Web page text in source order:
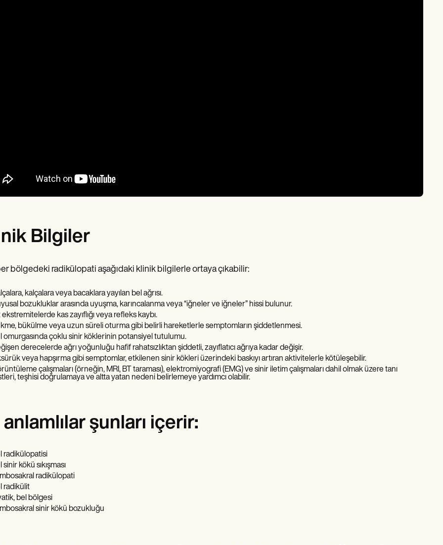
Bilgiler
bölgedeki radikülopati aşağıdaki klinik bilgilerle ortaya çıkabilir:
kalçalara veya bacaklara yayılan bel ağrısı.
bozukluklar arasında uyuşma, karıncalanma veya “iğneler ve iğneler” hissi bulunur.
kas zayıflığı veya refleks kaybı.
bükülme veya uzun süreli oturma gibi belirli hareketlerle semptomların şiddetlenmesi.
omurgasında çoklu sinir köklerinin potansiyel tutulumu.
derecelerde ağrı yoğunluğu hafif rahatsızlıktan şiddetli, zayıflatıcı ağrıya kadar değişir.
veya hapşırma gibi semptomlar, etkilenen sinir kökleri üzerindeki baskıyı artıran aktivitelerle kötüleşebilir.
çalışmaları (örneğin, MRI, BT taraması), elektromiyografi (EMG) ve sinir iletim çalışmaları dahil olmak üzere tanı
teşhisi doğrulamaya ve altta yatan nedeni belirlemeye yardımcı olabilir.
anlamlılar şunları içerir:
radikülopatisi
sinir kökü sıkışması
radikülopati
radikülit
bel bölgesi
sinir kökü bozukluğu